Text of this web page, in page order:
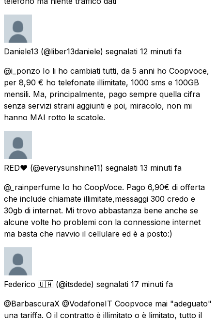
Daniele13 (@liber13daniele) segnalati 12 minuti fa
@i_ponzo Io li ho cambiati tutti, da 5 anni ho Coopvoce,
per 8,90 € ho telefonate illimitate, 1000 sms e 100GB
mensili. Ma, principalmente, pago sempre quella cifra
senza servizi strani aggiunti e poi, miracolo, non mi
hanno MAI rotto le scatole.
RED♥ (@everysunshine11) segnalati 13 minuti fa
@_rainperfume Io ho CoopVoce. Pago 6,90€ di offerta
che include chiamate illimitate,messaggi 300 credo e
30gb di internet. Mi trovo abbastanza bene anche se
alcune volte ho problemi con la connessione internet
ma basta che riavvio il cellulare ed è a posto:)
Federico 🇺🇦 (@itsdede) segnalati 17 minuti fa
@BarbascuraX @VodafoneIT Coopvoce mai "adeguato"
una tariffa. O il contratto è illimitato o è limitato, tutto il